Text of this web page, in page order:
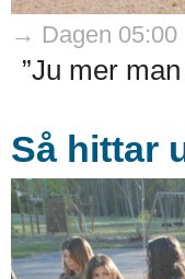
→ Dagen 05:00
”Ju mer
Så hittar